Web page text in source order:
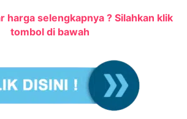
harga selengkapnya ? Silahkan klik
tombol di bawah